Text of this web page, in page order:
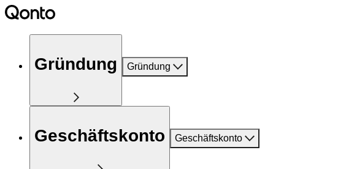
Gründung Gründung
Geschäftskonto Geschäftskonto